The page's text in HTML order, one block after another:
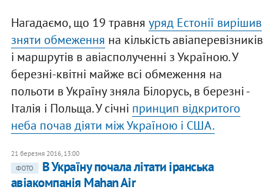
Нагадаємо, що 19 травня уряд Естонії вирішив
зняти обмеження на кількість авіаперевізників
і маршрутів в авіасполученні з Україною. У
березні-квітні майже всі обмеження на
польоти в Україну зняла Білорусь, в березні -
Італія і Польща. У січні принцип відкритого
неба почав діяти між Україною і США.
21 березня 2016, 13:00
ФОТО
В Україну почала літати іранська
авіакомпанія Mahan Air